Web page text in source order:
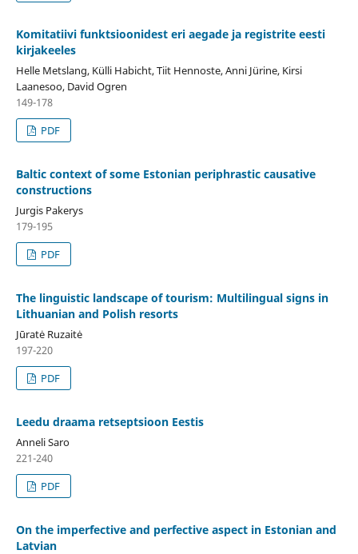
Komitatiivi funktsioonidest eri aegade ja registrite eesti
kirjakeeles
Helle Metslang, Külli Habicht, Tiit Hennoste, Anni Jürine, Kirsi
Laanesoo, David Ogren
149-178
PDF
Baltic context of some Estonian periphrastic causative
constructions
Jurgis Pakerys
179-195
PDF
The linguistic landscape of tourism: Multilingual signs in
Lithuanian and Polish resorts
Jūratė Ruzaitė
197-220
PDF
Leedu draama retseptsioon Eestis
Anneli Saro
221-240
PDF
On the imperfective and perfective aspect in Estonian and
Latvian